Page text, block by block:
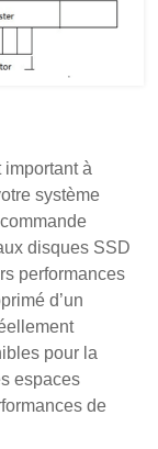
important à
système
disques SSD
performances
d’un
pour la
espaces
de